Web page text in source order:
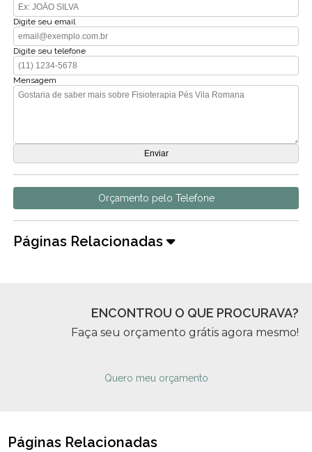
Digite seu email
Digite seu telefone
Mensagem
Orçamento pelo Telefone
Páginas Relacionadas
ENCONTROU O QUE PROCURAVA?
Faça seu orçamento grátis agora mesmo!
Quero meu orçamento
Páginas Relacionadas